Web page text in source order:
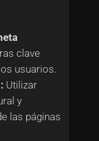
clave
usuarios.
Utilizar
y
las páginas